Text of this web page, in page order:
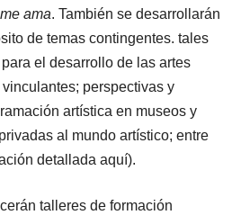
ama. También se desarrollarán
de temas contingentes. tales
el desarrollo de las artes
perspectivas y
artística en museos y
al mundo artístico; entre
detallada aquí).
talleres de formación